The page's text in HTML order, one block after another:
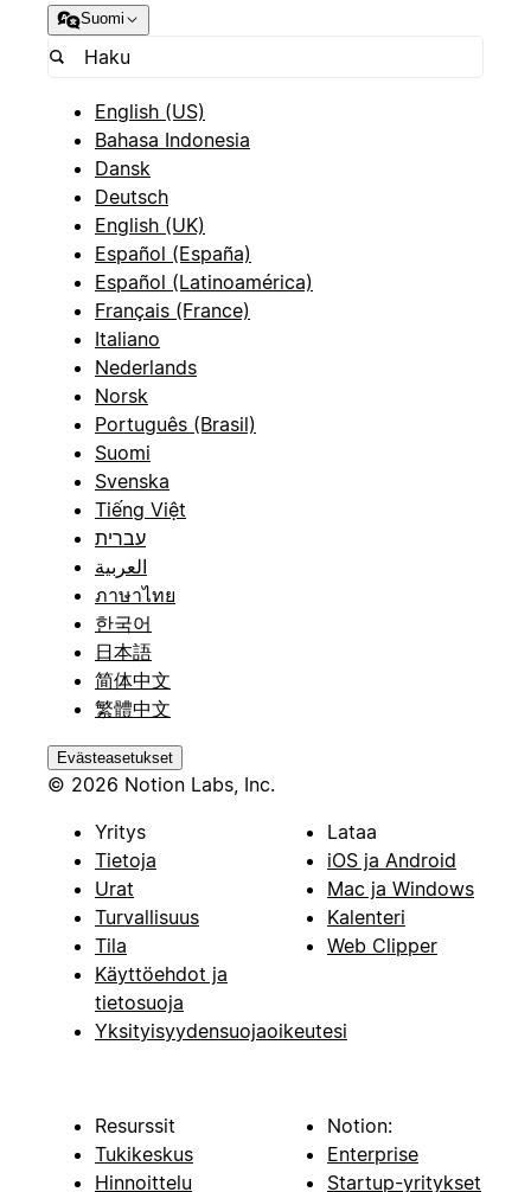
Suomi
English (US)
Bahasa Indonesia
Dansk
Deutsch
English (UK)
Español (España)
Español (Latinoamérica)
Français (France)
Italiano
Nederlands
Norsk
Português (Brasil)
Suomi
Svenska
Tiếng Việt
עברית
العربية
ภาษาไทย
한국어
日本語
简体中文
繁體中文
Evästeasetukset
© 2026 Notion Labs, Inc.
Yritys
Tietoja
Urat
Turvallisuus
Tila
Käyttöehdot ja
tietosuoja
Yksityisyydensuojaoikeutesi
Lataa
iOS ja Android
Mac ja Windows
Kalenteri
Web Clipper
Resurssit
Tukikeskus
Hinnoittelu
Notion:
Enterprise
Startup-yritykset